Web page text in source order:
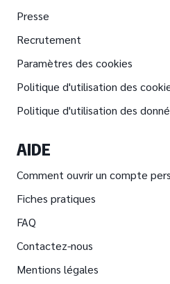
Presse
Recrutement
Paramètres des cookies
Politique d'utilisation des
Politique d'utilisation des
AIDE
Comment ouvrir un compte
Fiches pratiques
FAQ
Contactez-nous
Mentions légales